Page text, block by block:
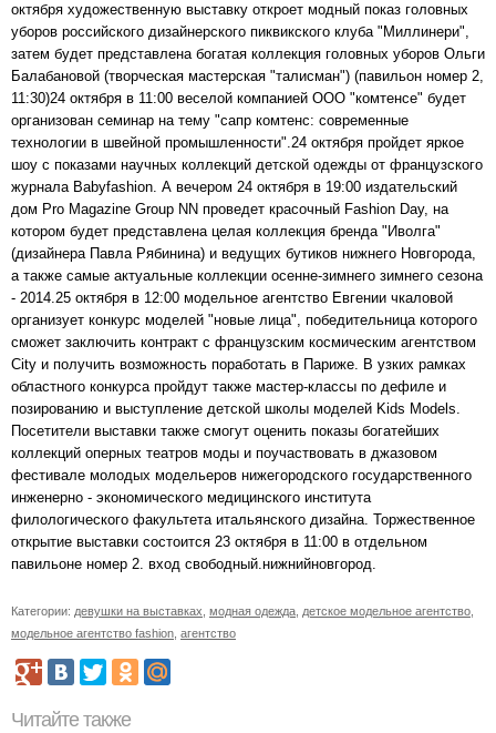
октября художественную выставку откроет модный показ головных
уборов российского дизайнерского пиквикского клуба "Миллинери",
затем будет представлена богатая коллекция головных уборов Ольги
Балабановой (творческая мастерская "талисман") (павильон номер 2,
11:30)24 октября в 11:00 веселой компанией ООО "комтенсе" будет
организован семинар на тему "сапр комтенс: современные
технологии в швейной промышленности".24 октября пройдет яркое
шоу с показами научных коллекций детской одежды от французского
журнала Babyfashion. А вечером 24 октября в 19:00 издательский
дом Pro Magazine Group NN проведет красочный Fashion Day, на
котором будет представлена целая коллекция бренда "Иволга"
(дизайнера Павла Рябинина) и ведущих бутиков нижнего Новгорода,
а также самые актуальные коллекции осенне-зимнего зимнего сезона
- 2014.25 октября в 12:00 модельное агентство Евгении чкаловой
организует конкурс моделей "новые лица", победительница которого
сможет заключить контракт с французским космическим агентством
City и получить возможность поработать в Париже. В узких рамках
областного конкурса пройдут также мастер-классы по дефиле и
позированию и выступление детской школы моделей Kids Models.
Посетители выставки также смогут оценить показы богатейших
коллекций оперных театров моды и поучаствовать в джазовом
фестивале молодых модельеров нижегородского государственного
инженерно - экономического медицинского института
филологического факультета итальянского дизайна. Торжественное
открытие выставки состоится 23 октября в 11:00 в отдельном
павильоне номер 2. вход свободный.нижнийновгород.
Категории: девушки на выставках модная одежда детское модельное агентство
модельное агентство fashion агентство
Читайте также